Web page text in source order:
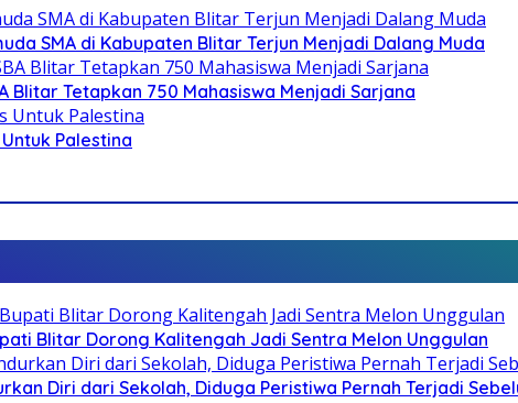
SMA di Kabupaten Blitar Terjun Menjadi Dalang Muda
Blitar Tetapkan 750 Mahasiswa Menjadi Sarjana
Palestina
Blitar Dorong Kalitengah Jadi Sentra Melon Unggulan
Diri dari Sekolah, Diduga Peristiwa Pernah Terjadi